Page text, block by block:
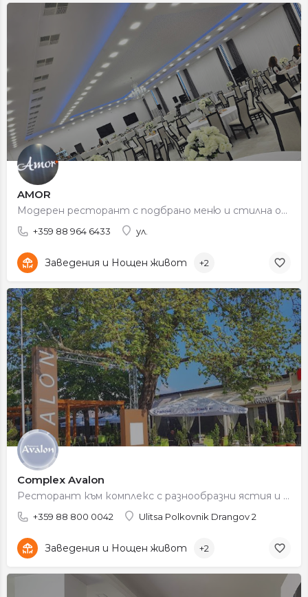
AMOR
Модерен ресторант с подбрано меню и стилна обстановка.
+359 88 964 6433 ул.
Заведения и Нощен живот +2
Complex Avalon
Ресторант към комплекс с разнообразни ястия и възможност за организиране на събития.
+359 88 800 0042 Ulitsa Polkovnik Drangov 2
Заведения и Нощен живот +2